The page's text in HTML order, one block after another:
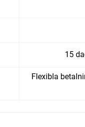
15
Flexibla